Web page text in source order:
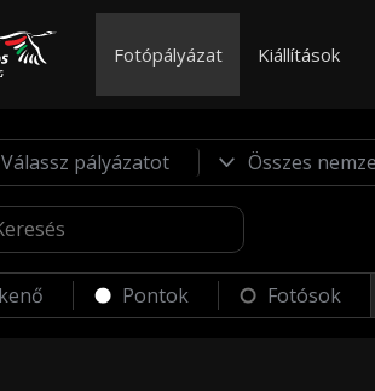
Fotópályázat Kiállítások
Válassz pályázatot
Pontok Fotósok